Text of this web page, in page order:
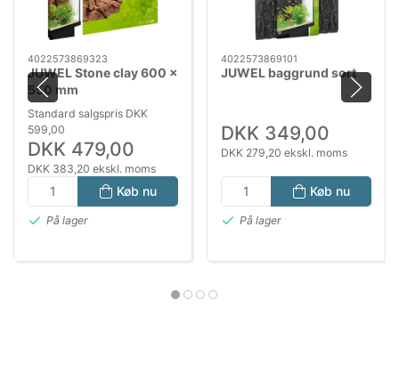
4022573869323
JUWEL Stone clay 600 x
550 mm
Standard salgspris DKK
599,00
DKK 479,00
DKK 383,20 ekskl. moms
Køb nu
På lager
4022573869101
JUWEL baggrund sort
DKK 349,00
DKK 279,20 ekskl. moms
Køb nu
På lager